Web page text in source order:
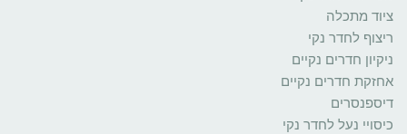
ציוד מתכלה
ריצוף לחדר נקי
ניקיון חדרים נקיים
אחזקת חדרים נקיים
דיספנסרים
כיסויי נעל לחדר נקי